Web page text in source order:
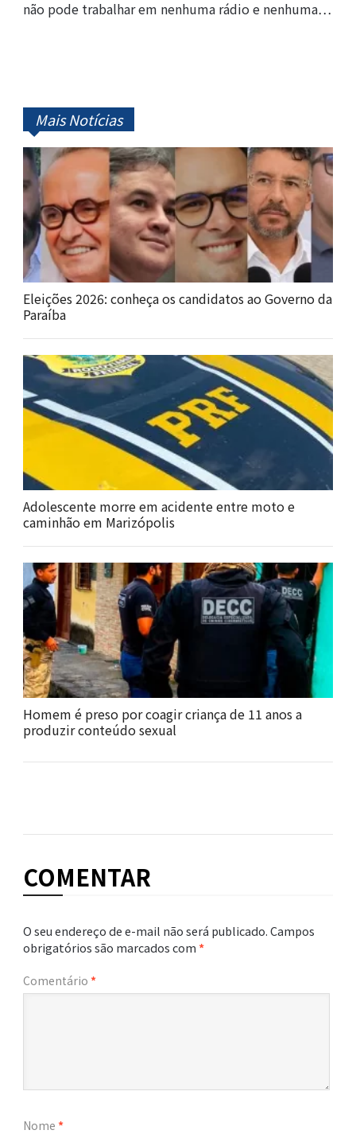
não pode trabalhar em nenhuma rádio e nenhuma…
Mais Notícias
Eleições 2026: conheça os candidatos ao Governo da
Paraíba
Adolescente morre em acidente entre moto e
caminhão em Marizópolis
Homem é preso por coagir criança de 11 anos a
produzir conteúdo sexual
COMENTAR
O seu endereço de e-mail não será publicado.Campos
obrigatórios são marcados com*
Comentário *
Nome *